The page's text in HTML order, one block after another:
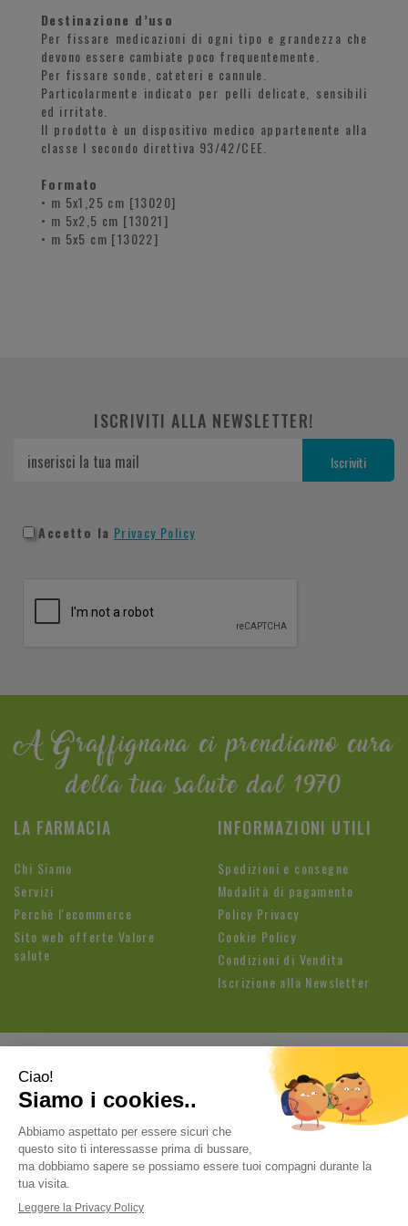
Destinazione d’uso
Per fissare medicazioni di ogni tipo e grandezza che
devono essere cambiate poco frequentemente.
Per fissare sonde, cateteri e cannule.
Particolarmente indicato per pelli delicate, sensibili
ed irritate.
Il prodotto è un dispositivo medico appartenente alla
classe I secondo direttiva 93/42/CEE.
Formato
• m 5x1,25 cm [13020]
• m 5x2,5 cm [13021]
• m 5x5 cm [13022]
ISCRIVITI ALLA NEWSLETTER!
Accetto la Privacy Policy
A Graffignana ci prendiamo cura
della tua salute dal 1970
LA FARMACIA
Chi Siamo
Servizi
Perchè l'ecommerce
Sito web offerte Valore
salute
INFORMAZIONI UTILI
Spedizioni e consegne
Modalità di pagamento
Policy Privacy
Cookie Policy
Condizioni di Vendita
Iscrizione alla Newsletter
Farmacia Fioroni di Brandolese Paolo
Cavallotti, 3 26813 Graffignana (LO) | Tel.: